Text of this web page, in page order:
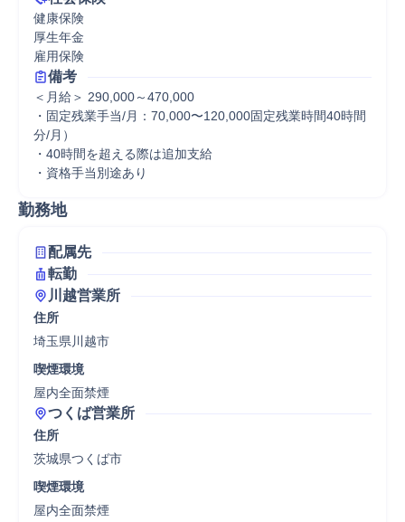
健康保険
厚生年金
雇用保険
備考
＜月給＞ 290,000～470,000
・固定残業手当/月：70,000〜120,000固定残業時間40時間
分/月）
・40時間を超える際は追加支給
・資格手当別途あり
勤務地
配属先
転勤
川越営業所
住所
埼玉県川越市
喫煙環境
屋内全面禁煙
つくば営業所
住所
茨城県つくば市
喫煙環境
屋内全面禁煙